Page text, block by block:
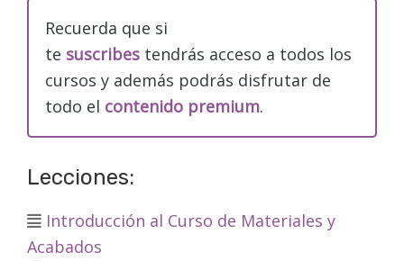
Recuerda que si
te suscribes tendrás acceso a todos los
cursos y además podrás disfrutar de
todo el contenido premium.
Lecciones:
Introducción al Curso de Materiales y
Acabados